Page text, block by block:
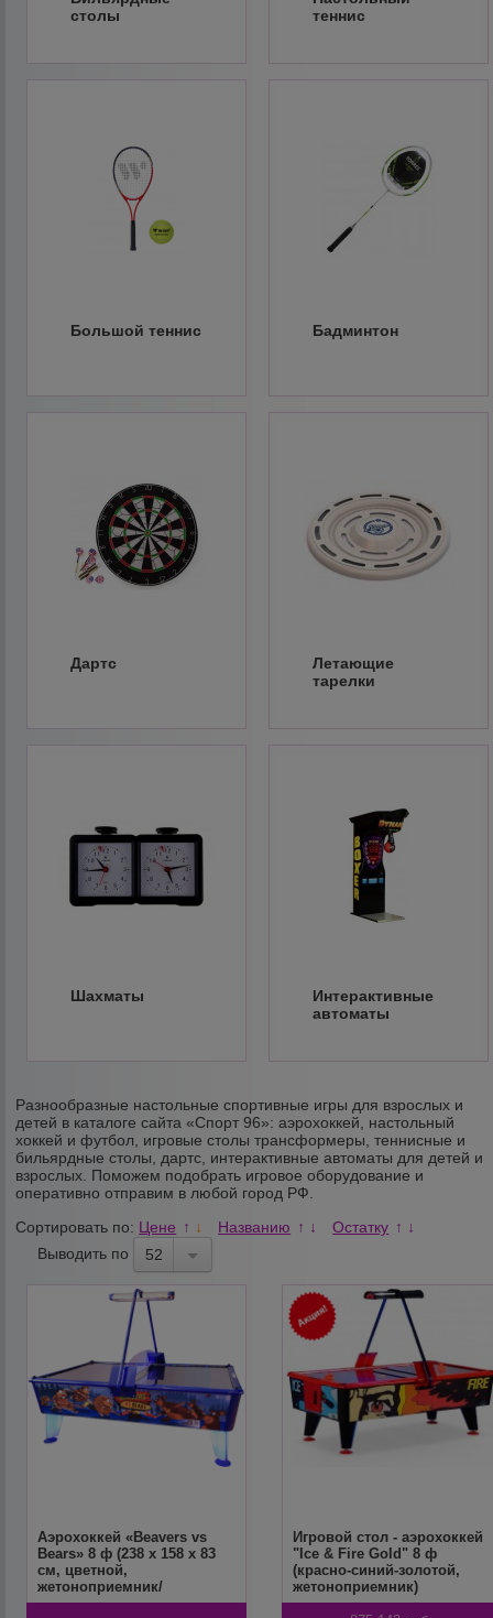
столы
теннис
Большой теннис Бадминтон
Дартс
Летающие
тарелки
Шахматы
Интерактивные
автоматы
Разнообразные настольные спортивные игры для взрослых и
детей в каталоге сайта «Спорт 96»: аэрохоккей, настольный
хоккей и футбол, игровые столы трансформеры, теннисные и
бильярдные столы, дартс, интерактивные автоматы для детей и
взрослых. Поможем подобрать игровое оборудование и
оперативно отправим в любой город РФ.
Сортировать по: Цене ↑ ↓ Названию ↑ ↓ Остатку ↑ ↓
Выводить по 52
Аэрохоккей «Beavers vs
Bears» 8 ф (238 х 158 х 83
см, цветной,
жетоноприемник/
купюроприемник)
Игровой стол - аэрохоккей
"Ice & Fire Gold" 8 ф
(красно-синий-золотой,
жетоноприемник)